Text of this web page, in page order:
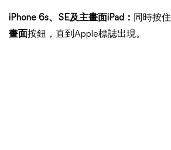
iPhone 6s、SE及主畫面iPad： 同時按住
畫面按鈕，直到Apple標誌出現。